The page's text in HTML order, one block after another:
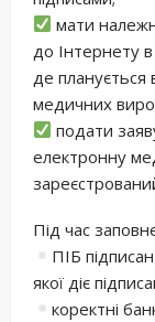
мати
до Інтернету
де планується
медичних
подати
електронну
Під час
ПІБ
якої діє
коректні